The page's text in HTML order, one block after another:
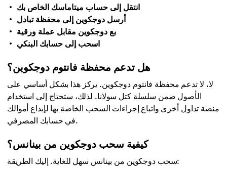
انتقل إلى حساب ميتاماسك الخاص بك
أرسل دوجكوين إلى محفظة تبادل
بع دوجكوين مقابل عملة ورقية
اسحب إلى حسابك البنكي
هل تدعم محفظة فانتوم دوجكوين؟
لا، لا تدعم محفظة فانتوم دوجكوين. يركز هذا بشكل أساسي على
الأصول ضمن سلسلة كتل سولانا. لذلك، ستحتاج إلى استخدام
منصة تداول أخرى واتباع إجراءات السحب الخاصة بها لإيداع أموالك
في حسابك المصرفي.
كيفية سحب دوجكوين من بينانس؟
سحب دوجكوين من بينانس سهل للغاية. إليك الطريقة: